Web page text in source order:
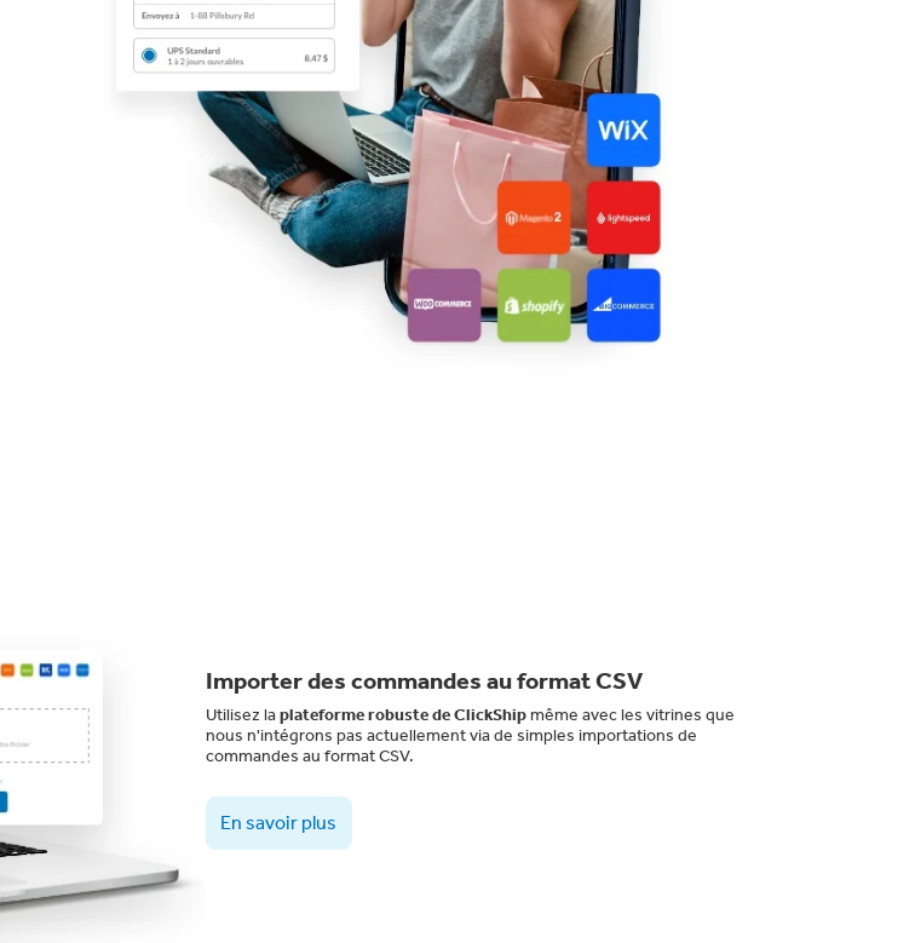
Importer des commandes au format CSV
Utilisez laplateforme robuste de ClickShipmême avec les vitrines que
nous n'intégrons pas actuellement via de simples importations de
commandes au format CSV.
En savoir plus